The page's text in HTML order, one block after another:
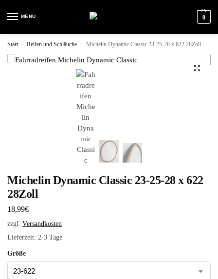
MENU 0
Start / Reifen und Schläuche / Michelin Dynamic Classic 23-25-28 x 622 28Zoll
Michelin Dynamic Classic 23-25-28 x 622
28Zoll
18,99€
zzgl. Versandkosten
Lieferzeit: 2-3 Tage
Größe